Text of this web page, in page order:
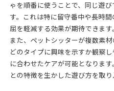
ペットの個性に合わ
飽きにくくなる素材
異素材選択が遊び時間
ペットシッター依頼時に
素材違いおもちゃを
ペットシッター利用時
ゃを順番に使うことで、同じ遊
す。これは特に留守番中や長時
屈を軽減する効果が期待できます。
また、ペットシッターが複数素材
どのタイプに興味を示すか観察
に合わせたケアが可能となりま
との特徴を生かした遊び方を取り